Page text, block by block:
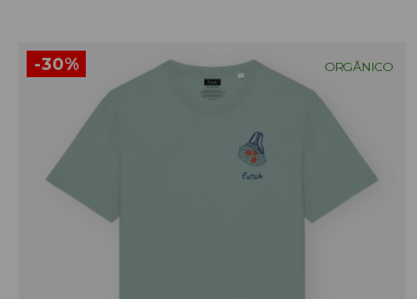
ORGÂNICO
-30%